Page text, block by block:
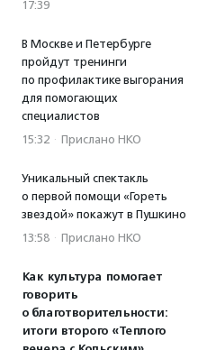
17:39
В Москве и Петербурге
пройдут тренинги
по профилактике выгорания
для помогающих
специалистов
15:32 · Прислано НКО
Уникальный спектакль
о первой помощи «Гореть
звездой» покажут в Пушкино
13:58 · Прислано НКО
Как культура помогает
говорить
о благотворительности:
итоги второго «Теплого